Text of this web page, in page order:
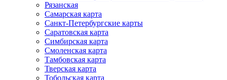
Рязанская
Самарская карта
Санкт-Петербургские карты
Саратовская карта
Симбирская карта
Смоленская карта
Тамбовская карта
Тверская карта
Тобольская карта